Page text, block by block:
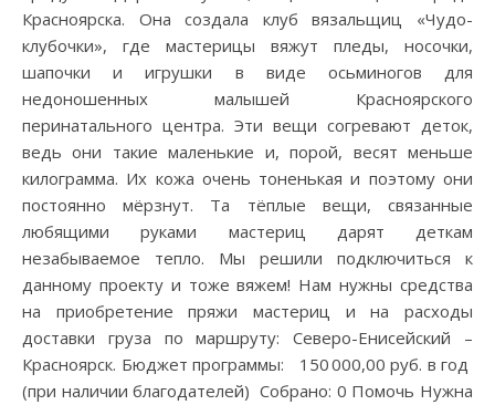
Красноярска. Она создала клуб вязальщиц «Чудо-
клубочки», где мастерицы вяжут пледы, носочки,
шапочки и игрушки в виде осьминогов для
недоношенных малышей Красноярского
перинатального центра. Эти вещи согревают деток,
ведь они такие маленькие и, порой, весят меньше
килограмма. Их кожа очень тоненькая и поэтому они
постоянно мёрзнут. Та тёплые вещи, связанные
любящими руками мастериц дарят деткам
незабываемое тепло. Мы решили подключиться к
данному проекту и тоже вяжем! Нам нужны средства
на приобретение пряжи мастериц и на расходы
доставки груза по маршруту: Северо-Енисейский –
Красноярск. Бюджет программы: 150 000,00 руб. в год
(при наличии благодателей) Собрано: 0 Помочь Нужна